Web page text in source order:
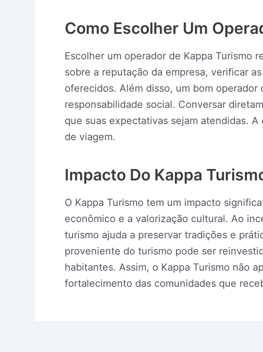
Como Escolher Um
Escolher um operador de Kappa Turismo
sobre a reputação da empresa, verificar
oferecidos. Além disso, um bom
responsabilidade social. Conversar
que suas expectativas sejam atendidas.
de viagem.
Impacto Do Kappa
O Kappa Turismo tem um impacto
econômico e a valorização cultural. Ao
turismo ajuda a preservar tradições e
proveniente do turismo pode ser
habitantes. Assim, o Kappa Turismo não
fortalecimento das comunidades que